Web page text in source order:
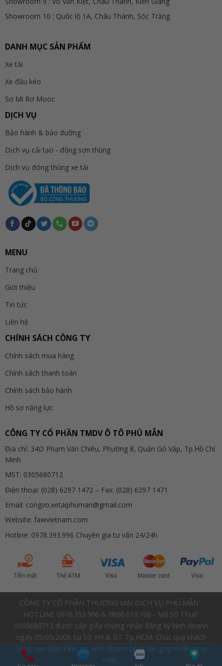
Showroom 10 : Quốc lộ 1A, Châu Thành, Sóc Trăng
DANH MỤC SẢN PHẨM
Xe tải
Xe đầu kéo
Sơ Mi Rơ Mooc
DỊCH VỤ
Bảo hành & bảo dưỡng
Dịch vụ cải tạo - đồng sơn thùng
Dịch vụ đóng thùng xe tải
MENU
Trang chủ
Giới thiệu
Tin tức
Liên hệ
CHÍNH SÁCH CÔNG TY
Chính sách mua hàng
Chính sách thanh toán
Chính sách bảo hành
Hồ sơ năng lực
CÔNG TY CỔ PHẦN TMDV Ô TÔ PHÚ MẪN
Địa chỉ: 34D Phạm Văn Chiêu, Phường 8, Quận Gò Vấp, Tp.Hồ Chí
Minh
MST: 0305680712
Điện thoại: (028) 6297 1472 – Fax: (028) 6297 1471
Email: congvo.xetaiphuman@gmail.com
Website: fawvietnam.com
Hotline: 0978.393.996 Chuyên gia tư vấn 24/24h
CÔNG TY CỔ PHẦN THƯƠNG MẠI DỊCH VỤ PHÚ MẪN -
HOTLINE 0978.393.996 & 0896.619.768 - Mã Số Thuế:
0305680712 được cấp giấy chứng nhận đăng ký kinh doanh
ngày 05/05/2008 tại Sở KH & ĐT Tp.HCM. Chúc quý khách
hàng vạn dặm bình an, kinh doanh phát tài, gặp nhiều may